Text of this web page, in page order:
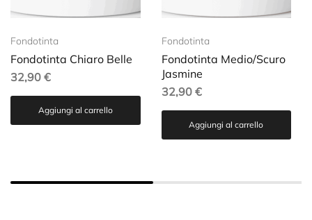
Fondotinta
Fondotinta Chiaro Belle
32,90 €
Aggiungi al carrello
Fondotinta
Fondotinta Medio/Scuro
Jasmine
32,90 €
Aggiungi al carrello